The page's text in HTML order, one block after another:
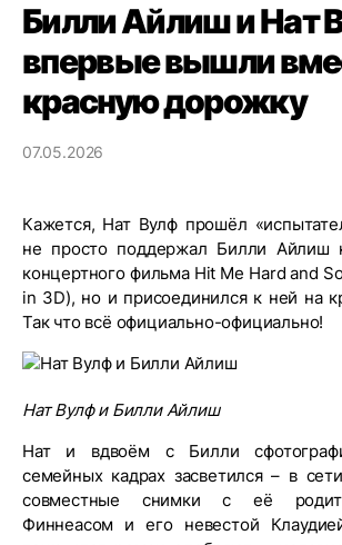
Билли Айлиш и Нат
впервые вышли
красную дорожку
07.05.2026
Кажется, Нат Вулф прошёл
не просто поддержал Билли Айлиш
концертного фильма Hit Me Hard and
in 3D), но и присоединился к ней на
Так что всё официально-официально!
Нат Вулф и Билли Айлиш
Нат и вдвоём с Билли
семейных кадрах засветился – в
совместные снимки с её
Финнеасом и его невестой